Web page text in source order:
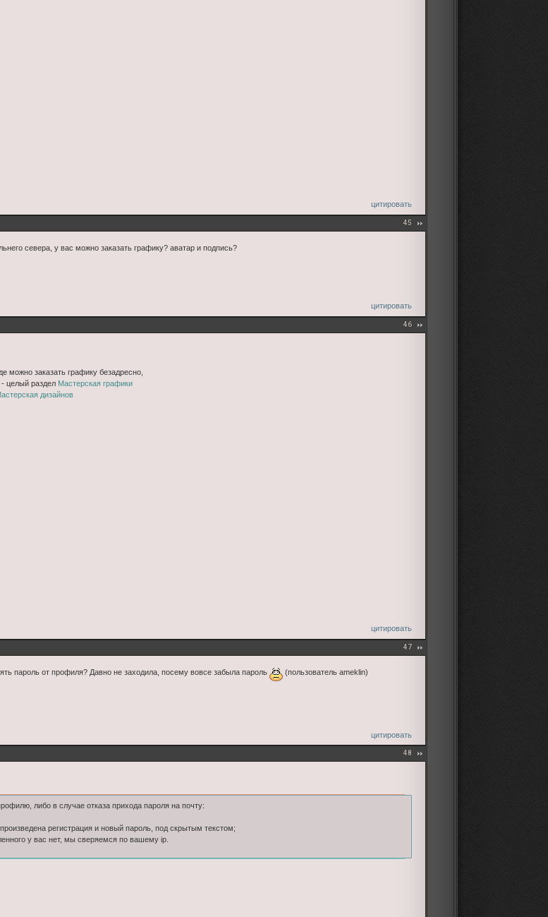
цитировать
45
севера, у вас можно заказать графику? аватар и подпись?
цитировать
46
можно заказать графику безадресно,
целый раздел Мастерская графики
дизайнов
цитировать
47
пароль от профиля? Давно не заходила, посему вовсе забыла пароль (пользователь ameklin)
цитировать
48
либо в случае отказа прихода пароля на почту:
регистрация и новый пароль, под скрытым текстом;
у вас нет, мы сверяемся по вашему ip.